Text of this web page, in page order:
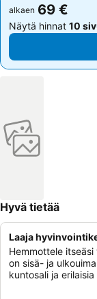
alkaen 69 €
Näytä hinnat 10
alkaen 69 €
Näytä hinnat 10
Hyvä tietää
Laaja
Hemmottele
on sisä- ja
kuntosali ja